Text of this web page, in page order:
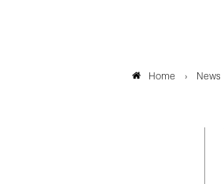
Home News